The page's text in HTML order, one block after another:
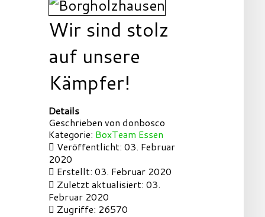
Wir sind stolz
auf unsere
Kämpfer!
Details
Geschrieben vondonbosco
Kategorie: BoxTeam Essen
Veröffentlicht: 03. Februar
2020
Erstellt: 03. Februar 2020
Zuletzt aktualisiert: 03.
Februar 2020
Zugriffe: 26570